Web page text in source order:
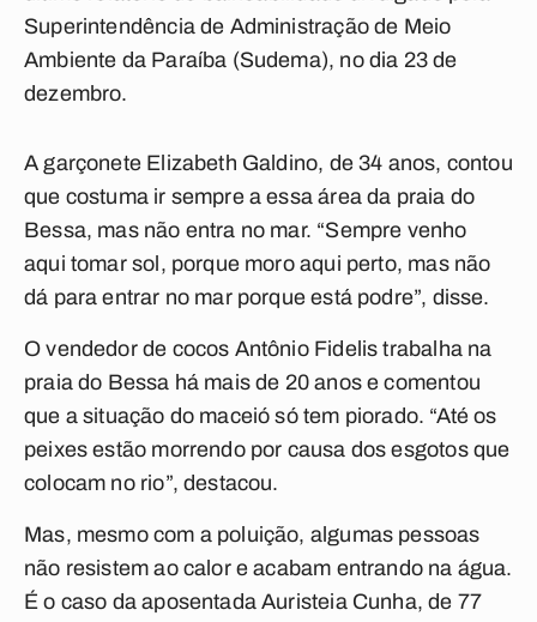
Superintendência de Administração de Meio
Ambiente da Paraíba (Sudema), no dia 23 de
dezembro.
A garçonete Elizabeth Galdino, de 34 anos, contou
que costuma ir sempre a essa área da praia do
Bessa, mas não entra no mar. “Sempre venho
aqui tomar sol, porque moro aqui perto, mas não
dá para entrar no mar porque está podre”, disse.
O vendedor de cocos Antônio Fidelis trabalha na
praia do Bessa há mais de 20 anos e comentou
que a situação do maceió só tem piorado. “Até os
peixes estão morrendo por causa dos esgotos que
colocam no rio”, destacou.
Mas, mesmo com a poluição, algumas pessoas
não resistem ao calor e acabam entrando na água.
É o caso da aposentada Auristeia Cunha, de 77